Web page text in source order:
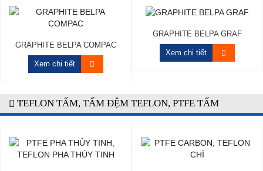
GRAPHITE BELPA COMPAC
Xem chi tiết
GRAPHITE BELPA GRAF
Xem chi tiết
TEFLON TẤM, TẤM ĐỆM TEFLON, PTFE TẤM